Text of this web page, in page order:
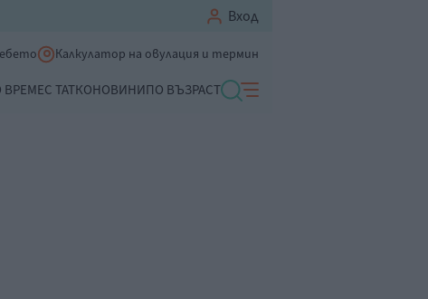
Вход
Калкулатор на овулация и термин
С ТАТКОНОВИНИПО ВЪЗРАСТ